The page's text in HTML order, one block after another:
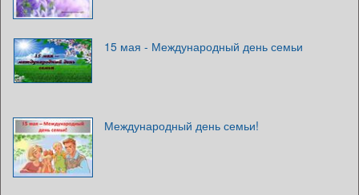
15 мая - Международный день семьи
Международный день семьи!